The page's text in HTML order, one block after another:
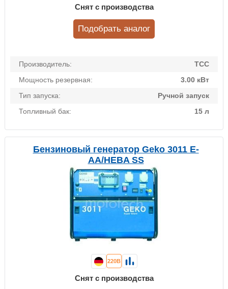
Производитель:
ТСС
Мощность резервная:
3.00 кВт
Тип запуска:
Ручной запуск
Топливный бак:
15 л
Снят с производства
Подобрать аналог
Бензиновый генератор Geko 3011 E-
AА/HEBA SS
220В
Снят с производства